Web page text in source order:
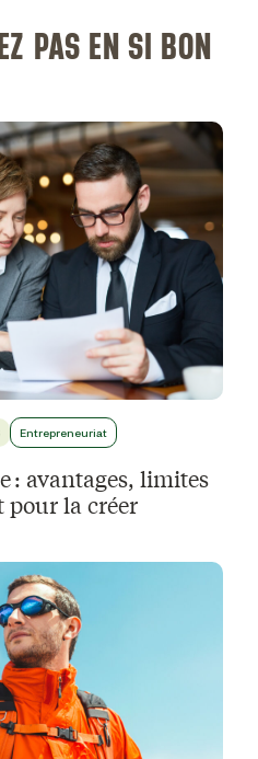
PAS EN SI BON
Entrepreneuriat
: avantages, limites
la créer